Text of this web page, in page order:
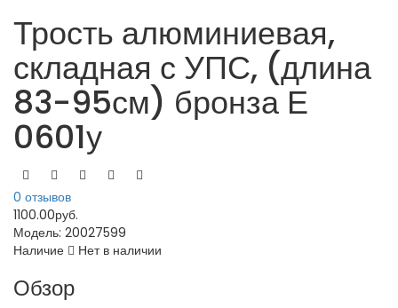
Трость алюминиевая,
складная с УПС, (длина
83-95см) бронза Е
0601у
0 отзывов
1100.00руб.
Модель: 20027599
Наличие
Нет в наличии
Обзор